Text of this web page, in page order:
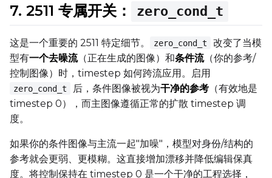
Width
Height
LoRA Scale
7. 2511 专属开关： zero_cond_t
这是一个重要的 2511 特定细节。 zero_cond_t
改变了当模
型有一个去噪流（正在生成的图像）和条件流（你的参考/
控制图像）时，timestep 如何跨流应用。启用
zero_cond_t 后，条件图像被视为干净的参考（有效地是
timestep 0），而主图像遵循正常的扩散 timestep 调
度。
如果你的条件图像与主流一起"加噪"，模型对身份/结构的
参考就会更弱、更模糊。这直接增加漂移并降低编辑保真
度。将控制保持在 timestep 0 是一个干净的工程选择，